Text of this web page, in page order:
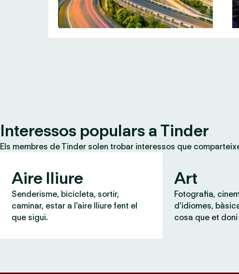
Interessos populars a Tinder
Els membres de Tinder solen trobar interessos que
Aire lliure
Senderisme, bicicleta, sortir,
caminar, estar a l'aire lliure fent el
que sigui.
Art
Fotografia,
d'idiomes,
cosa que et